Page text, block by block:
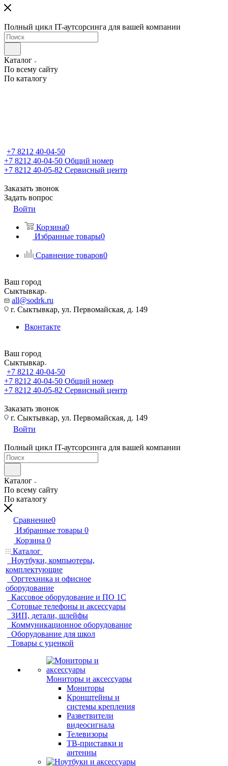
Полный цикл IT-аутсорсинга для вашей компании
Каталог
По всему сайту
По каталогу
+7 8212 40-04-50
+7 8212 40-04-50 Общий номер
+7 8212 40-05-82 Сервисный центр
Заказать звонок
Задать вопрос
Войти
Корзина0
Избранные товары0
Сравнение товаров0
Ваш город
Сыктывкар
all@sodrk.ru
г. Сыктывкар, ул. Первомайская, д. 149
Вконтакте
Ваш город
Сыктывкар
+7 8212 40-04-50
+7 8212 40-04-50 Общий номер
+7 8212 40-05-82 Сервисный центр
Заказать звонок
г. Сыктывкар, ул. Первомайская, д. 149
Войти
Полный цикл IT-аутсорсинга для вашей компании
Каталог
По всему сайту
По каталогу
Сравнение0
Избранные товары 0
Корзина 0
Каталог
Ноутбуки, компьютеры,
комплектующие
Оргтехника и офисное
оборудование
Кассовое оборудование и ПО 1С
Сотовые телефоны и аксессуары
ЗИП, детали, шлейфы
Коммуникационное оборудование
Оборудование для школ
Товары с уценкой
Мониторы и аксессуары
Мониторы
Кронштейны и
системы крепления
Разветвители
видеосигнала
Телевизоры
ТВ-приставки и
антенны